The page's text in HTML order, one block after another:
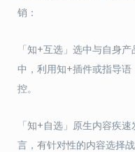
销：
「知+互选」选中与自身
中，利用知+插件或指导
控。
「知+自选」原生内容疾
言，有针对性的内容选择